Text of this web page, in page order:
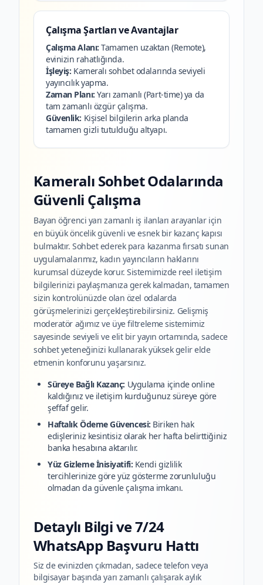
Çalışma Şartları ve Avantajlar
Çalışma Alanı: Tamamen uzaktan (Remote),
evinizin rahatlığında.
İşleyiş: Kameralı sohbet odalarında seviyeli
yayıncılık yapma.
Zaman Planı: Yarı zamanlı (Part-time) ya da
tam zamanlı özgür çalışma.
Güvenlik: Kişisel bilgilerin arka planda
tamamen gizli tutulduğu altyapı.
Kameralı Sohbet Odalarında
Güvenli Çalışma
Bayan öğrenci yarı zamanlı iş ilanları arayanlar için
en büyük öncelik güvenli ve esnek bir kazanç kapısı
bulmaktır. Sohbet ederek para kazanma fırsatı sunan
uygulamalarımız, kadın yayıncıların haklarını
kurumsal düzeyde korur. Sistemimizde reel iletişim
bilgilerinizi paylaşmanıza gerek kalmadan, tamamen
sizin kontrolünüzde olan özel odalarda
görüşmelerinizi gerçekleştirebilirsiniz. Gelişmiş
moderatör ağımız ve üye filtreleme sistemimiz
sayesinde seviyeli ve elit bir yayın ortamında, sadece
sohbet yeteneğinizi kullanarak yüksek gelir elde
etmenin konforunu yaşarsınız.
Süreye Bağlı Kazanç: Uygulama içinde online
kaldığınız ve iletişim kurduğunuz süreye göre
şeffaf gelir.
Haftalık Ödeme Güvencesi: Biriken hak
edişleriniz kesintisiz olarak her hafta belirttiğiniz
banka hesabına aktarılır.
Yüz Gizleme İnisiyatifi: Kendi gizlilik
tercihlerinize göre yüz gösterme zorunluluğu
olmadan da güvenle çalışma imkanı.
Detaylı Bilgi ve 7/24
WhatsApp Başvuru Hattı
Siz de evinizden çıkmadan, sadece telefon veya
bilgisayar başında yarı zamanlı çalışarak aylık